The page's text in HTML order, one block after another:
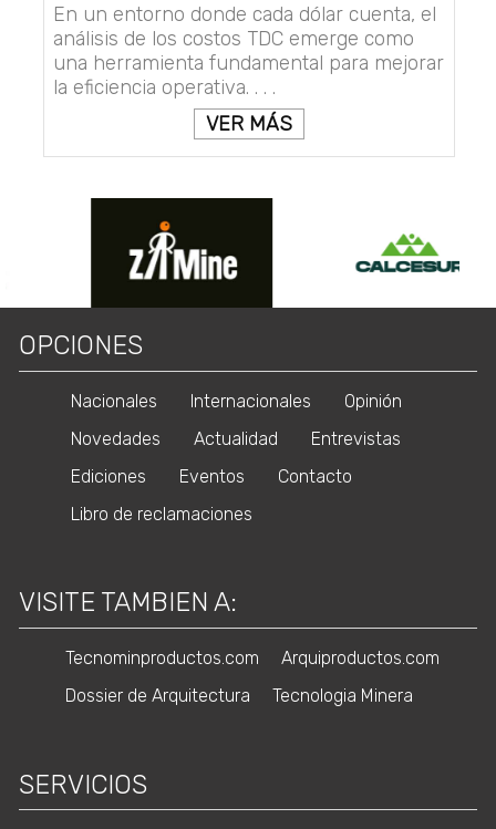
En un entorno donde cada dólar cuenta, el
análisis de los costos TDC emerge como
una herramienta fundamental para mejorar
la eficiencia operativa. . . .
VER MÁS
OPCIONES
Nacionales Internacionales
Opinión
Novedades
Actualidad
Entrevistas
Ediciones
Eventos
Contacto
Libro de reclamaciones
VISITE TAMBIEN A:
Tecnominproductos.com
Arquiproductos.com
Dossier de Arquitectura
Tecnologia Minera
SERVICIOS